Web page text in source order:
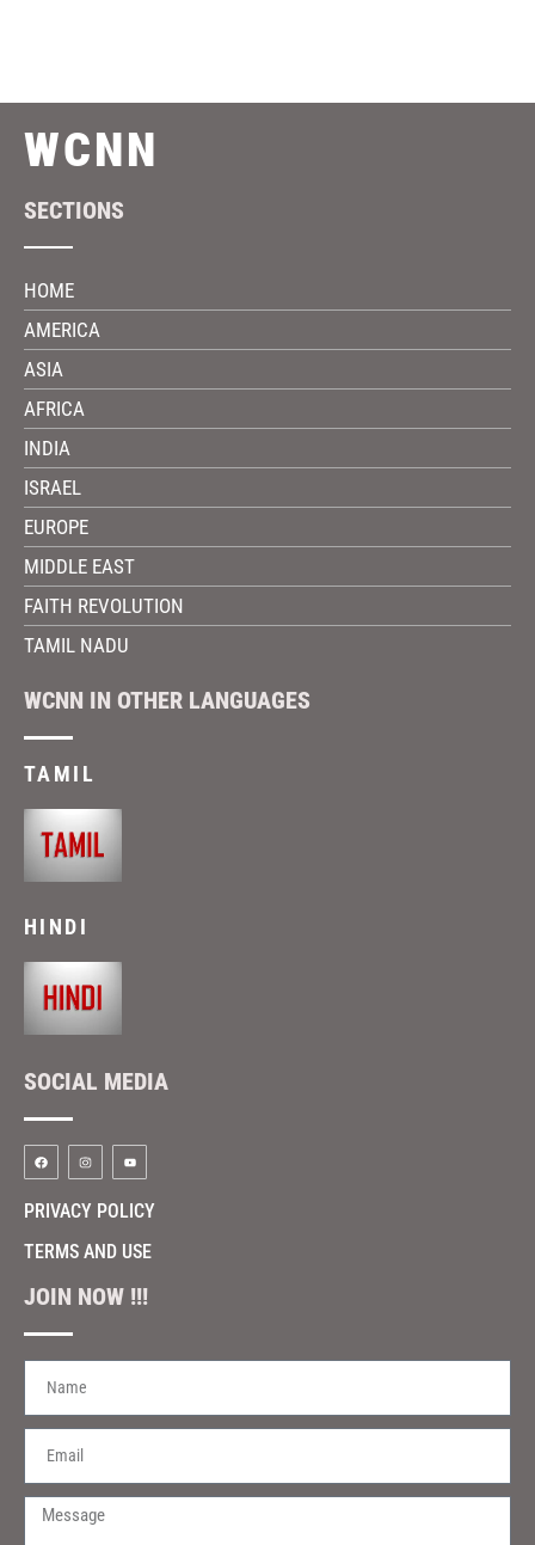
WCNN
SECTIONS
HOME
AMERICA
ASIA
AFRICA
INDIA
ISRAEL
EUROPE
MIDDLE EAST
FAITH REVOLUTION
TAMIL NADU
WCNN IN OTHER LANGUAGES
TAMIL
HINDI
SOCIAL MEDIA
PRIVACY POLICY
TERMS AND USE
JOIN NOW !!!